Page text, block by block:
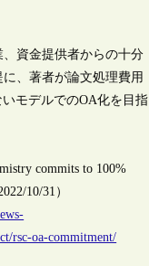
資金提供者からの十分
、著者が論文処理費用
いモデルでのOA化を目指
commits to 100%
10/31）
rsc-oa-commitment/